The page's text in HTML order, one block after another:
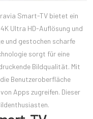
Smart-TV bietet ein
Ultra HD-Auflösung und
und gestochen scharfe
sorgt für eine
Bildqualität. Mit
Benutzeroberfläche
Apps zugreifen. Dieser